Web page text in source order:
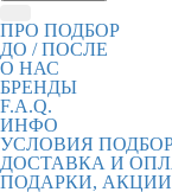
ПРО ПОДБОР
ДО / ПОСЛЕ
О НАС
БРЕНДЫ
F.A.Q.
ИНФО
УСЛОВИЯ
ДОСТАВКА И
ПОДАРКИ,